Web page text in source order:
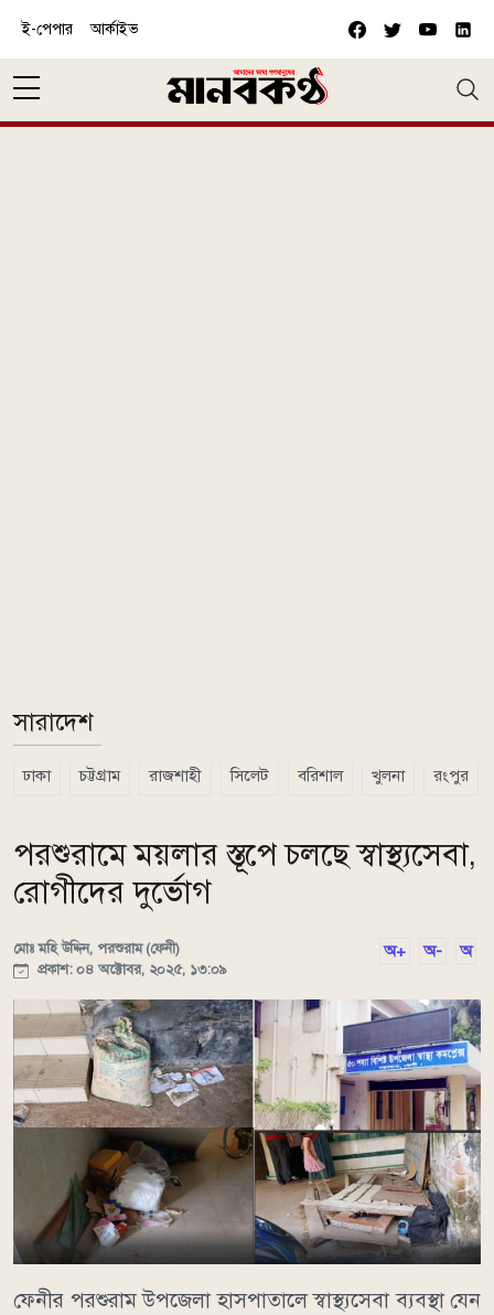
ই-পেপার আর্কাইভ
সারাদেশ
ঢাকা চট্টগ্রাম রাজশাহী সিলেট বরিশাল খুলনা রংপুর
পরশুরামে ময়লার স্তূপে চলছে স্বাস্থ্যসেবা,
রোগীদের দুর্ভোগ
মোঃ মহি উদ্দিন, পরশুরাম (ফেনী)
প্রকাশ: ০৪ অক্টোবর, ২০২৫, ১৩:০৯
অ+ অ- অ
ফেনীর পরশুরাম উপজেলা হাসপাতালে স্বাস্থ্যসেবা ব্যবস্থা যেন